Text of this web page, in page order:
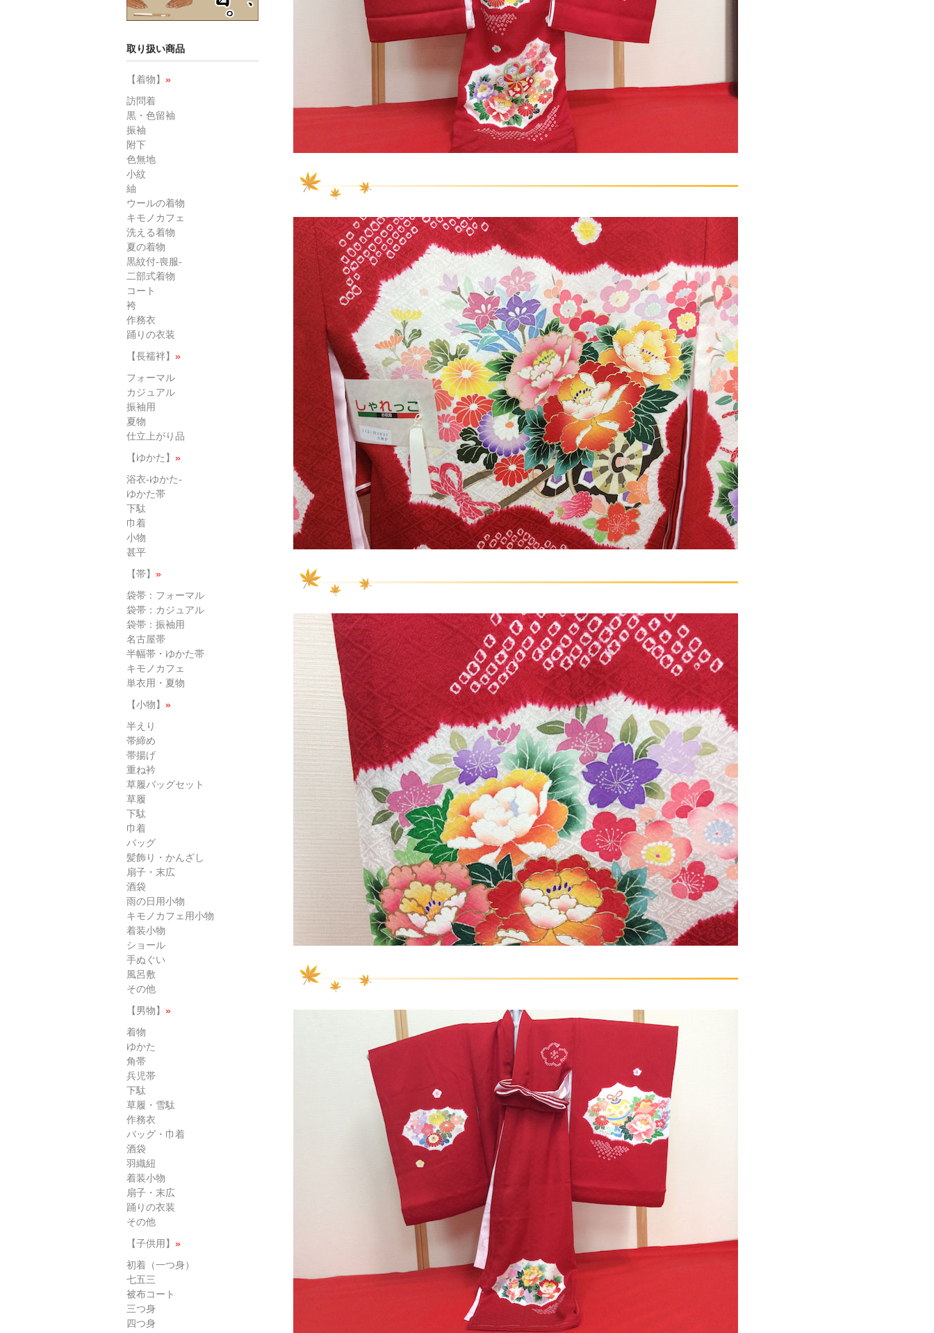
取り扱い商品
【着物】 »
訪問着
黒・色留袖
振袖
附下
色無地
小紋
紬
ウールの着物
キモノカフェ
洗える着物
夏の着物
黒紋付-喪服-
二部式着物
コート
袴
作務衣
踊りの衣装
【長襦袢】 »
フォーマル
カジュアル
振袖用
夏物
仕立上がり品
【ゆかた】 »
浴衣-ゆかた-
ゆかた帯
下駄
巾着
小物
甚平
【帯】 »
袋帯：フォーマル
袋帯：カジュアル
袋帯：振袖用
名古屋帯
半幅帯・ゆかた帯
キモノカフェ
単衣用・夏物
【小物】 »
半えり
帯締め
帯揚げ
重ね衿
草履バッグセット
草履
下駄
巾着
バッグ
髪飾り・かんざし
扇子・末広
酒袋
雨の日用小物
キモノカフェ用小物
着装小物
ショール
手ぬぐい
風呂敷
その他
【男物】 »
着物
ゆかた
角帯
兵児帯
下駄
草履・雪駄
作務衣
バッグ・巾着
酒袋
羽織紐
着装小物
扇子・末広
踊りの衣装
その他
【子供用】 »
初着（一つ身）
七五三
被布コート
三つ身
四つ身